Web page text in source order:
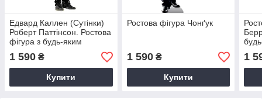
Едвард Каллен (Сутінки)
Роберт Паттінсон. Ростова
фігура з будь-яким
зображенням під
замовлення
1 590 ₴
Купити
Ростова фігура Чонґук
1 590₴
Купити
під
1